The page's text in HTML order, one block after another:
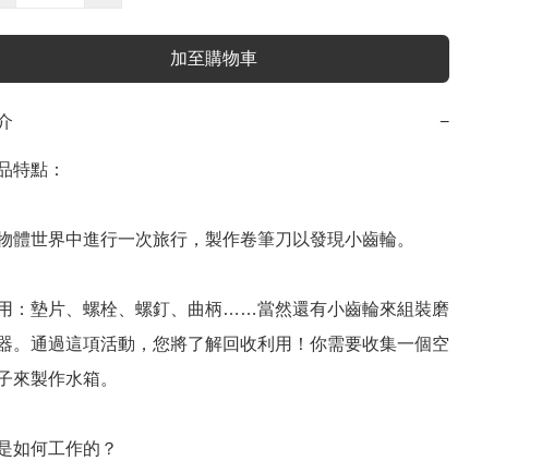
加至購物車
−
特點：
體世界中進行一次旅行，製作卷筆刀以發現小齒輪。
：墊片、螺栓、螺釘、曲柄……當然還有小齒輪來組裝磨
。通過這項活動，您將了解回收利用！你需要收集一個空
來製作水箱。
如何工作的？